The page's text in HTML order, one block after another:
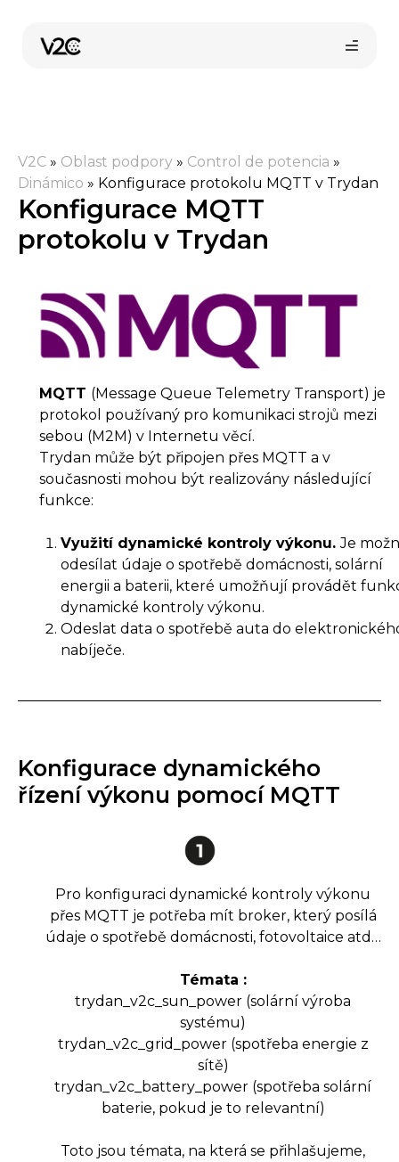
Koupit online
V2C » Oblast podpory » Control de potencia »
Dinámico » Konfigurace protokolu MQTT v Trydan
Konfigurace MQTT
protokolu v Trydan
MQTT (Message Queue Telemetry Transport) je
protokol používaný pro komunikaci strojů mezi
sebou (M2M) v Internetu věcí.
Trydan může být připojen přes MQTT a v
současnosti mohou být realizovány následující
funkce:
Využití dynamické kontroly výkonu.Je
odesílat údaje o spotřebě domácnosti, solární
energii a baterii, které umožňují provádět
dynamické kontroly výkonu.
Odeslat data o spotřebě auta do
nabíječe.
Konfigurace dynamického
řízení výkonu pomocí MQTT
Pro konfiguraci dynamické kontroly výkonu
přes MQTT je potřeba mít broker, který posílá
údaje o spotřebě domácnosti, fotovoltaice atd…
Témata :
trydan_v2c_sun_power (solární výroba
systému)
trydan_v2c_grid_power (spotřeba energie z
sítě)
trydan_v2c_battery_power (spotřeba solární
baterie, pokud je to relevantní)
Toto jsou témata, na která se přihlašujeme,